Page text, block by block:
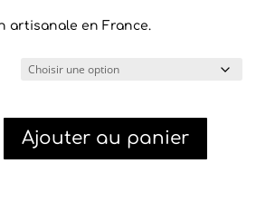
artisanale en France.
Ajouter au panier